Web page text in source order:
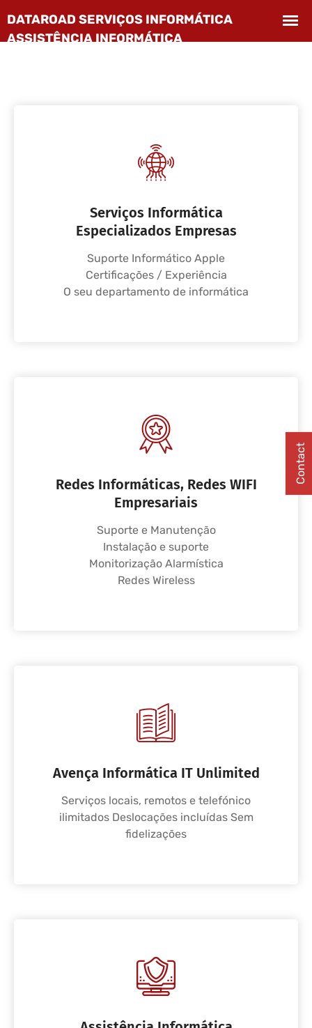
Serviços Informática
Especializados Empresas
Suporte Informático Apple
Certificações / Experiência
O seu departamento de informática
Redes Informáticas, Redes WIFI
Empresariais
Suporte e Manutenção
Instalação e suporte
Monitorização Alarmística
Redes Wireless
Avença Informática IT Unlimited
Serviços locais, remotos e telefónico
ilimitados Deslocações incluídas Sem
fidelizações
Contact